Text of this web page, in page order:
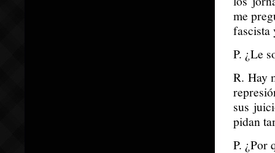
me
fascista
P. ¿Le
R. Hay
sus
pidan
P. ¿Por